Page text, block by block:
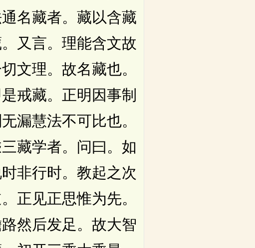
名藏者。藏以含藏
又言。理能含文故
文理。故名藏也。
戒藏。正明因事制
漏慧法不可比也。
藏学者。问曰。如
非行时。教起之次
正见正思惟为先。
然后发足。故大智